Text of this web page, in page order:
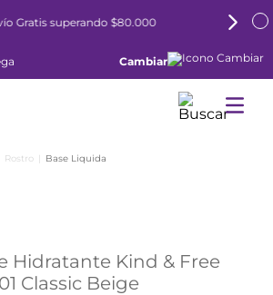
Gratis superando $80.000
Cambiar
Rostro Base Liquida
Hidratante Kind & Free
Classic Beige